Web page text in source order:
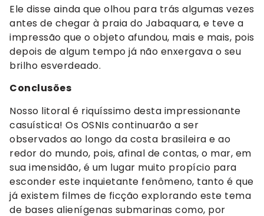
Ele disse ainda que olhou para trás algumas vezes
antes de chegar à praia do Jabaquara, e teve a
impressão que o objeto afundou, mais e mais, pois
depois de algum tempo já não enxergava o seu
brilho esverdeado.
Conclusões
Nosso litoral é riquíssimo desta impressionante
casuística! Os OSNIs continuarão a ser
observados ao longo da costa brasileira e ao
redor do mundo, pois, afinal de contas, o mar, em
sua imensidão, é um lugar muito propício para
esconder este inquietante fenômeno, tanto é que
já existem filmes de ficção explorando este tema
de bases alienígenas submarinas como, por